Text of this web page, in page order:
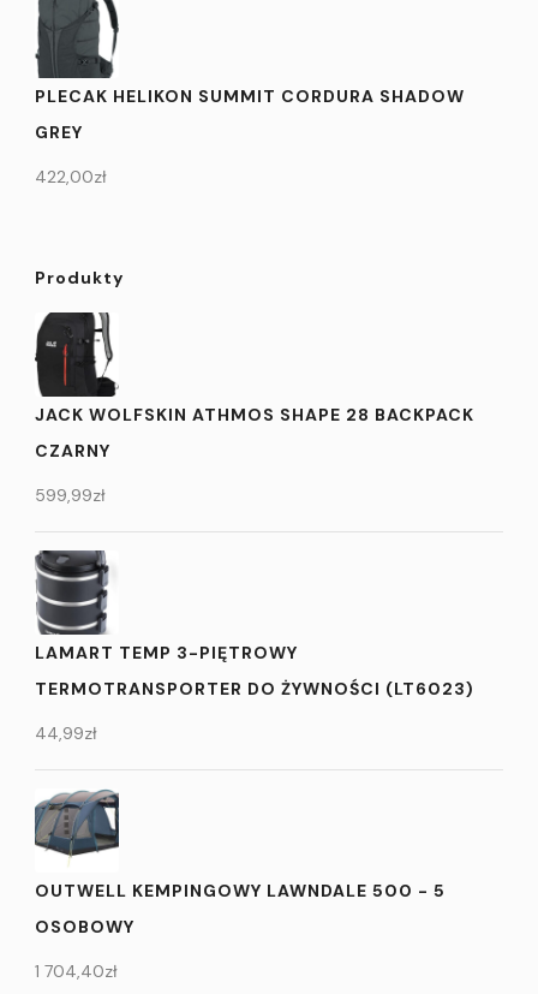
PLECAK HELIKON SUMMIT CORDURA SHADOW
GREY
422,00zł
Produkty
JACK WOLFSKIN ATHMOS SHAPE 28 BACKPACK
CZARNY
599,99zł
LAMART TEMP 3-PIĘTROWY
TERMOTRANSPORTER DO ŻYWNOŚCI (LT6023)
44,99zł
OUTWELL KEMPINGOWY LAWNDALE 500 - 5
OSOBOWY
1 704,40zł